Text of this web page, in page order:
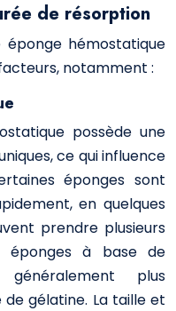
de résorption
éponge hémostatique
notamment :
possède une
ce qui influence
éponges sont
en quelques
prendre plusieurs
éponges à base de
plus
gélatine. La taille et